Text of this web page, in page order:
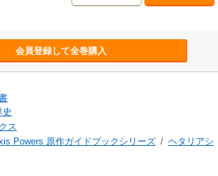
会員登録して全巻購入
史
ス
Powers 原作ガイドブックシリーズ / ヘタリアシ